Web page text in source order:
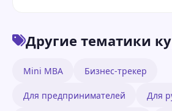
Другие тематики
Mini MBA Бизнес-трекер
Для предпринимателей Для